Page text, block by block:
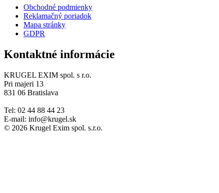
Obchodné podmienky
Reklamačný poriadok
Mapa stránky
GDPR
Kontaktné informácie
KRUGEL EXIM spol. s r.o.
Pri majeri 13
831 06 Bratislava
Tel: 02 44 88 44 23
E-mail: info@krugel.sk
© 2026 Krugel Exim spol. s.r.o.